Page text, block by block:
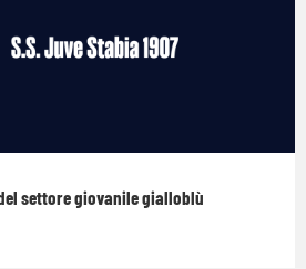
settore giovanile gialloblù